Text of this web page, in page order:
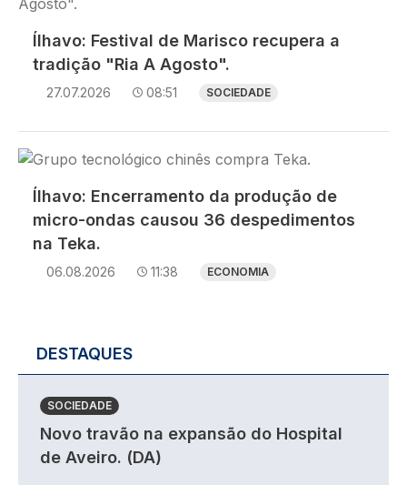
Ílhavo: Festival de Marisco recupera a
tradição "Ria A Agosto".
27.07.2026 08:51 SOCIEDADE
Imagem
Ílhavo: Encerramento da produção de
micro-ondas causou 36 despedimentos
na Teka.
06.08.2026 11:38 ECONOMIA
DESTAQUES
SOCIEDADE
Novo travão na expansão do Hospital
de Aveiro. (DA)